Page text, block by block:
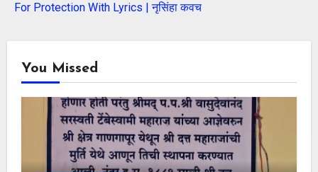
For Protection With Lyrics | नृसिंहा कवच
You Missed